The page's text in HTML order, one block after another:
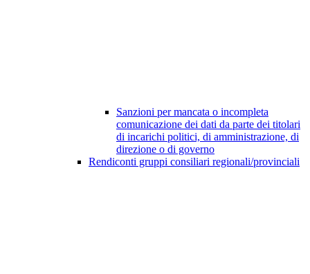
Sanzioni per mancata o incompleta
comunicazione dei dati da parte dei titolari
di incarichi politici, di amministrazione, di
direzione o di governo
Rendiconti gruppi consiliari regionali/provinciali